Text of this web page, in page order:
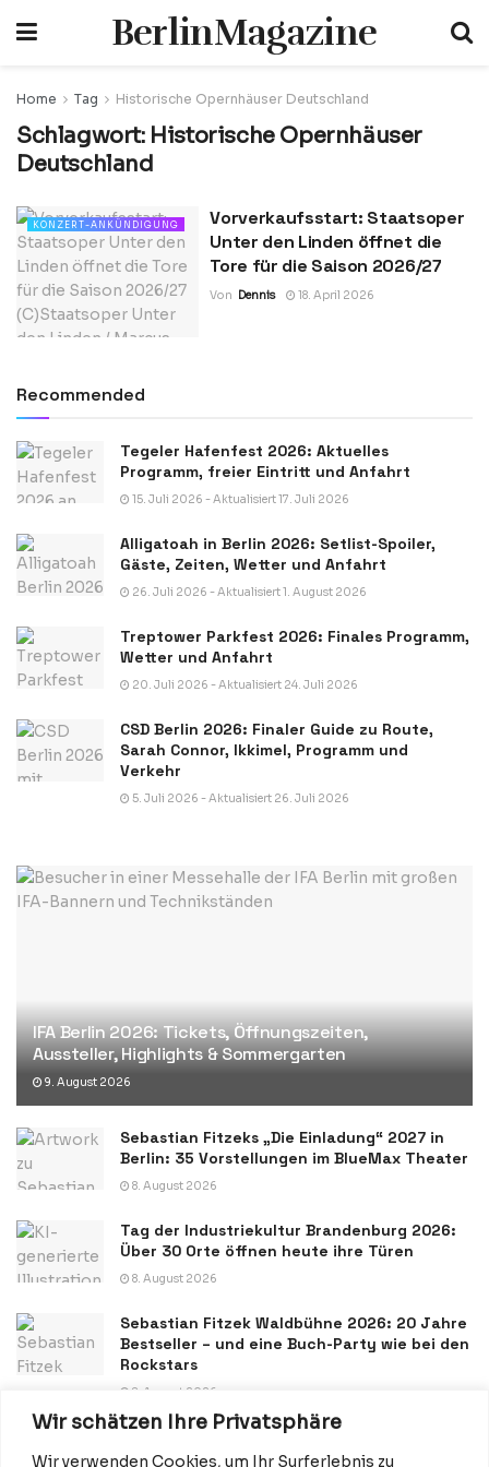
Wir schätzen Ihre Privatsphäre
Wir verwenden Cookies, um Ihr Surferlebnis zu
BerlinMagazine
Home Tag Historische Opernhäuser Deutschland
Schlagwort: Historische Opernhäuser
Deutschland
KONZERT-ANKÜNDIGUNG
Vorverkaufsstart: Staatsoper
Unter den Linden öffnet die
Tore für die Saison 2026/27
Von Dennis 18. April 2026
Recommended
Tegeler Hafenfest 2026: Aktuelles
Programm, freier Eintritt und Anfahrt
15. Juli 2026 - Aktualisiert 17. Juli 2026
Alligatoah in Berlin 2026: Setlist-Spoiler,
Gäste, Zeiten, Wetter und Anfahrt
26. Juli 2026 - Aktualisiert 1. August 2026
Treptower Parkfest 2026: Finales Programm,
Wetter und Anfahrt
20. Juli 2026 - Aktualisiert 24. Juli 2026
CSD Berlin 2026: Finaler Guide zu Route,
Sarah Connor, Ikkimel, Programm und
Verkehr
5. Juli 2026 - Aktualisiert 26. Juli 2026
IFA Berlin 2026: Tickets, Öffnungszeiten,
Aussteller, Highlights & Sommergarten
9. August 2026
Sebastian Fitzeks „Die Einladung“ 2027 in
Berlin: 35 Vorstellungen im BlueMax Theater
8. August 2026
Tag der Industriekultur Brandenburg 2026:
Über 30 Orte öffnen heute ihre Türen
8. August 2026
Sebastian Fitzek Waldbühne 2026: 20 Jahre
Bestseller – und eine Buch-Party wie bei den
Rockstars
8. August 2026